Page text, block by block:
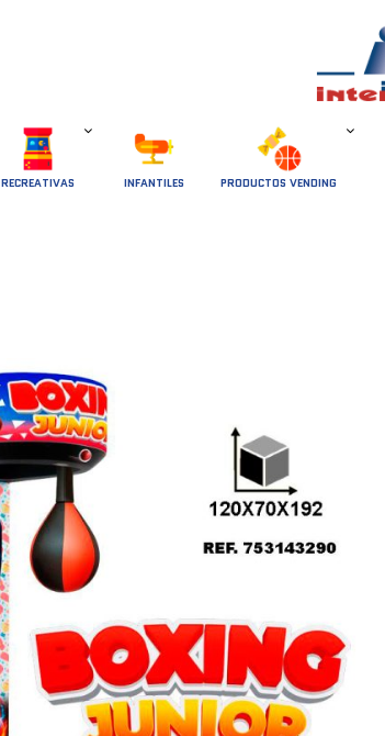
RECREATIVAS INFANTILES PRODUCTOS VENDING